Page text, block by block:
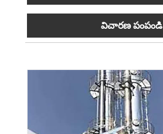
విచారణ పంపండి